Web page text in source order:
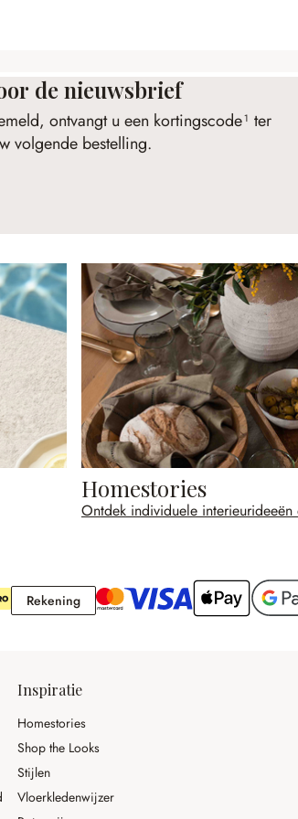
de nieuwsbrief
ontvangt u een kortingscode¹ ter
volgende bestelling.
Homestories
Ontdek individuele
RekeningRekening
Inspiratie
Homestories
Shop the Looks
Stijlen
Vloerkledenwijzer